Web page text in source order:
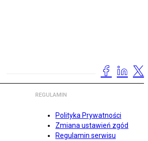
REGULAMIN
Polityka Prywatności
Zmiana ustawień zgód
Regulamin serwisu